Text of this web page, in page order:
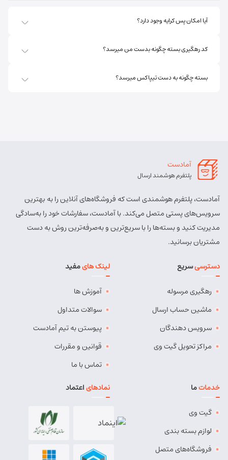
آیا امکان پس کرایه وجود دارد؟
کد رهگیری بسته چگونه بدست من میرسد؟
بسته چگونه به دست تیپاکس میرسد؟
آمادست
پلتفرم هوشمند ارسال
آمادست، پلتفرم هوشمندی است که فروشگاه‌های آنلاین را به بهترین
سرویس‌های پستی متصل می‌کند. با آمادست، سفارشات خود را به‌سادگی
مدیریت کنید و بسته‌ها را با سریع‌ترین و به‌صرفه‌ترین روش به دست
مشتریان برسانید.
دسترسیسریع
رهگیری مرسوله
ماشین حساب ارسال
سرویس دهندگان
مراکز تحویل گیت وی
لینک هایمفید
آموزش ها
سوالات متداول
پیوستن به تیم آمادست
قوانین و مقررات
تماس با ما
خدماتما
گیت وی
لوازم بسته بندی
فروشگاه‌های متصل
نمادهایاعتماد